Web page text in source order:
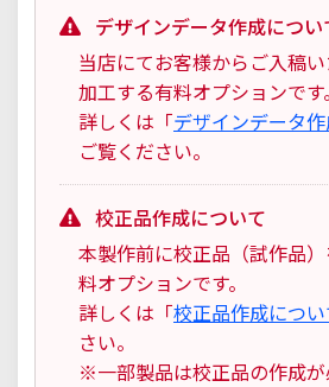
デザインデータ作成につい
当店にてお客様からご入稿
加工する有料オプションです。
詳しくは「デザインデータ
ご覧ください。
校正品作成について
本製作前に校正品（試作品
料オプションです。
詳しくは「校正品作成につい
さい。
※一部製品は校正品の作成